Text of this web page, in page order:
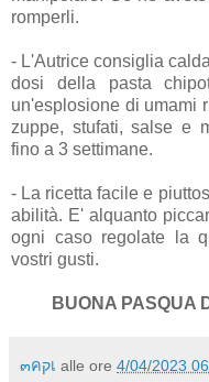
romperli.
- L'Autrice consiglia
dosi della pasta
un'esplosione di umami
zuppe, stufati, salse e
fino a 3 settimane.
- La ricetta facile e
abilità. E' alquanto
ogni caso regolate la
vostri gusti.
BUONA PASQUA
๓คקเ alle ore 4/04/2023